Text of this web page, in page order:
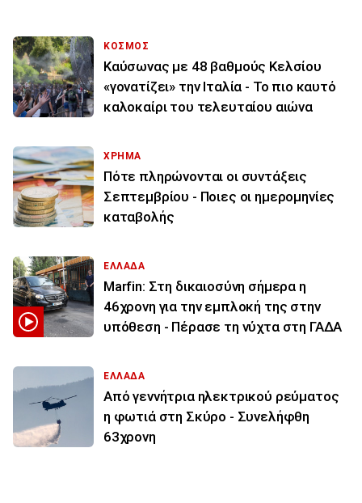
ΚΟΣΜΟΣ
Καύσωνας με 48 βαθμούς Κελσίου
«γονατίζει» την Ιταλία - Το πιο καυτό
καλοκαίρι του τελευταίου αιώνα
ΧΡΗΜΑ
Πότε πληρώνονται οι συντάξεις
Σεπτεμβρίου - Ποιες οι ημερομηνίες
καταβολής
ΕΛΛΑΔΑ
Marfin: Στη δικαιοσύνη σήμερα η
46χρονη για την εμπλοκή της στην
υπόθεση - Πέρασε τη νύχτα στη ΓΑΔΑ
ΕΛΛΑΔΑ
Από γεννήτρια ηλεκτρικού ρεύματος
η φωτιά στη Σκύρο - Συνελήφθη
63χρονη